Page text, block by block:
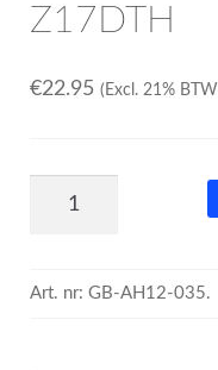
Z17DTH
€22.95 (Excl. 21% BTW
Art. nr: GB-AH12-035.